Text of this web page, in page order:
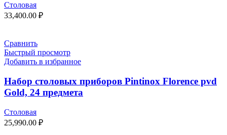
Столовая
33,400.00 ₽
Сравнить
Быстрый просмотр
Добавить в избранное
Набор столовых приборов Pintinox Florence pvd
Gold, 24 предмета
Столовая
25,990.00 ₽